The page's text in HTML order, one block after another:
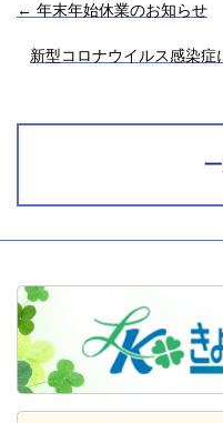
← 年末年始休業のお知らせ
新型コロナウイルス感染症